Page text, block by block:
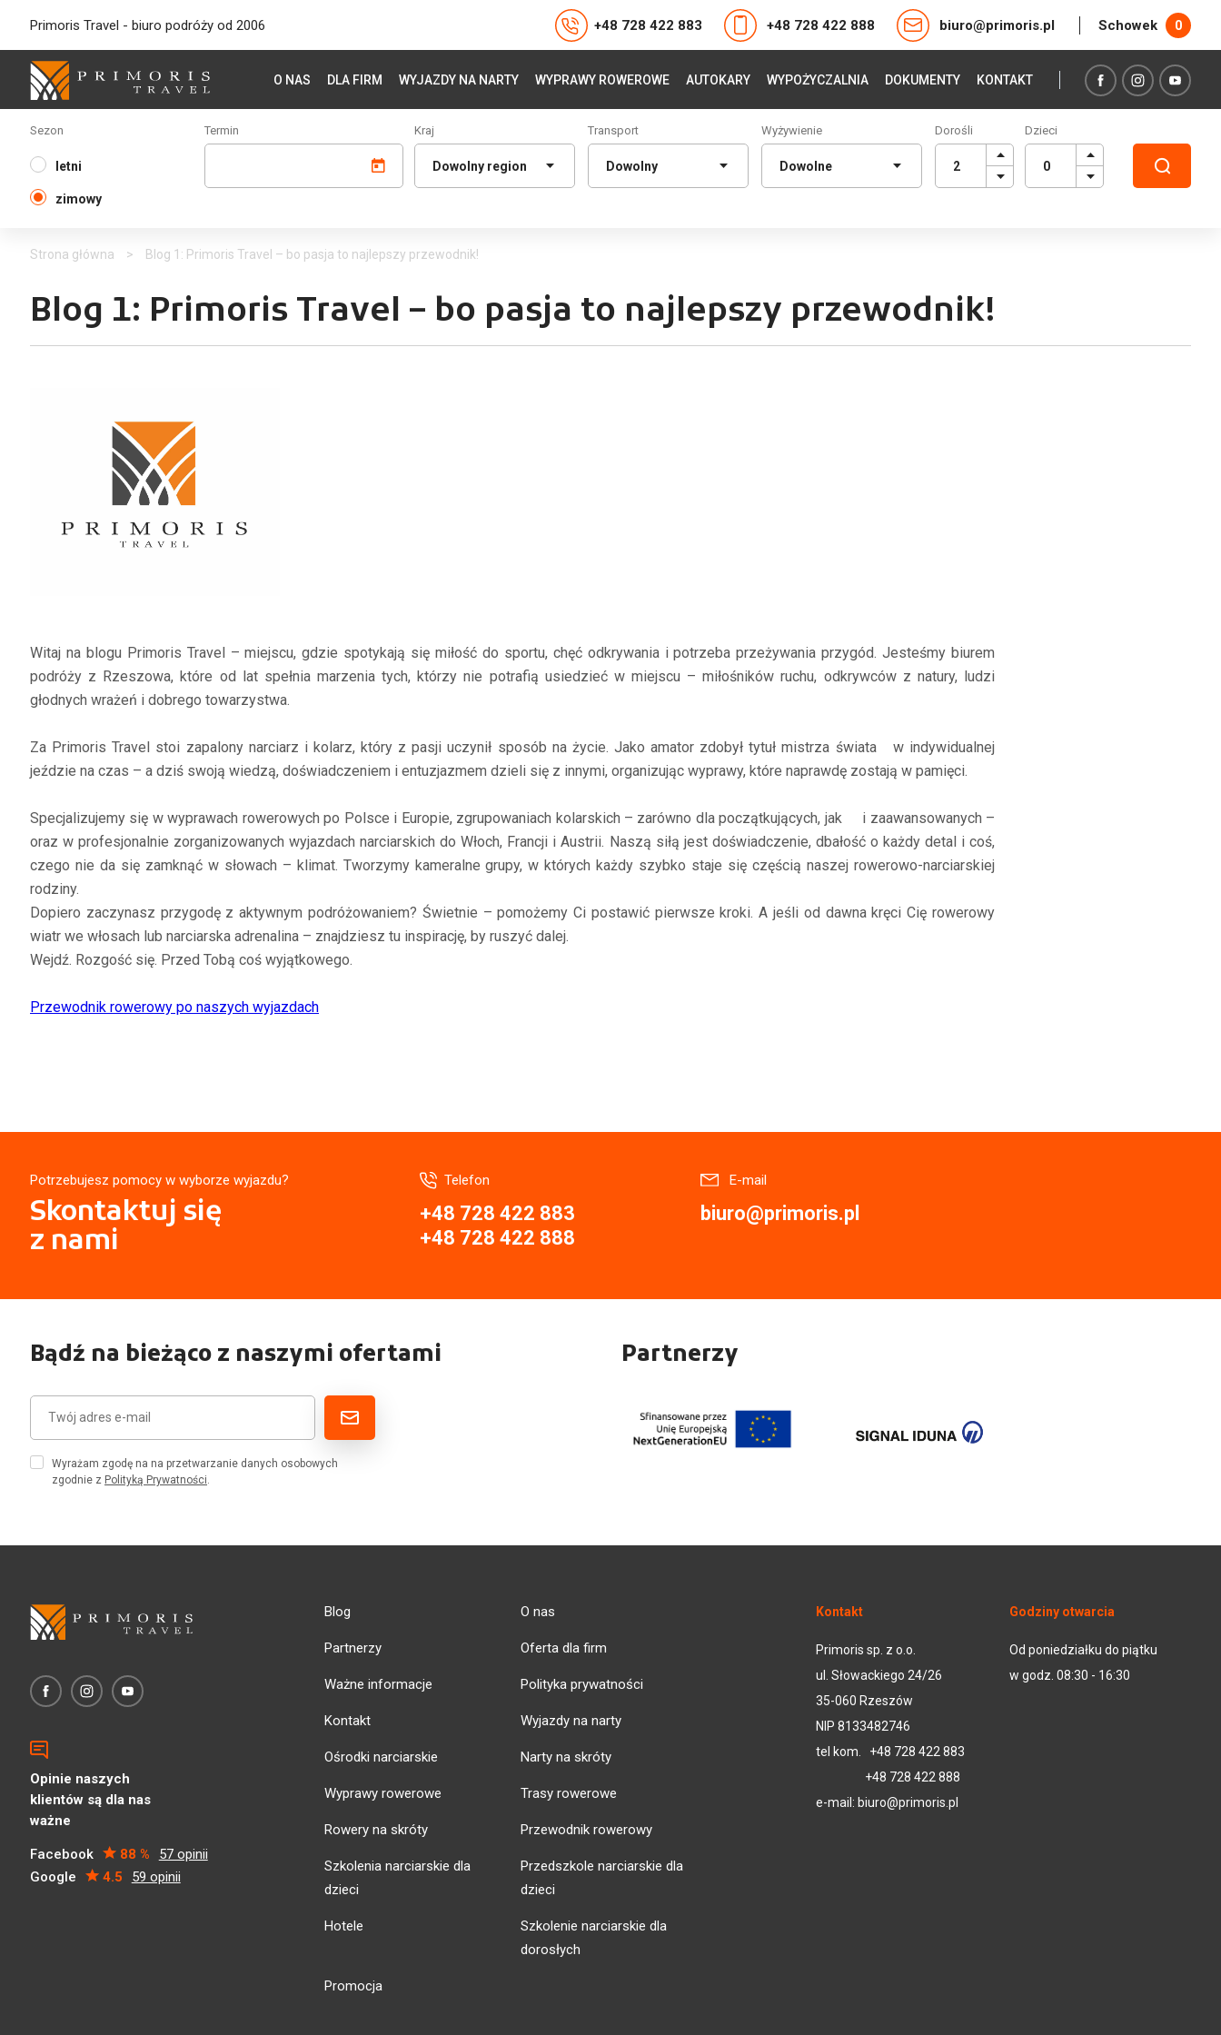
Primoris Travel - biuro podróży od 2006 +48 728 422 883 +48 728 422 888 biuro@primoris.pl Schowek 0
O NAS DLA FIRM WYJAZDY NA NARTY WYPRAWY ROWEROWE AUTOKARY WYPOŻYCZALNIA DOKUMENTY KONTAKT
Sezon
letni
zimowy
Termin Kraj Transport Wyżywienie Dorośli Dzieci
Strona główna > Blog 1: Primoris Travel – bo pasja to najlepszy przewodnik!
Blog 1: Primoris Travel – bo pasja to najlepszy przewodnik!
Witaj na blogu Primoris Travel – miejscu, gdzie spotykają się miłość do sportu, chęć odkrywania i potrzeba przeżywania przygód. Jesteśmy biurem
podróży z Rzeszowa, które od lat spełnia marzenia tych, którzy nie potrafią usiedzieć w miejscu – miłośników ruchu, odkrywców z natury, ludzi
głodnych wrażeń i dobrego towarzystwa.
Za Primoris Travel stoi zapalony narciarz i kolarz, który z pasji uczynił sposób na życie. Jako amator zdobył tytuł mistrza świata w indywidualnej
jeździe na czas – a dziś swoją wiedzą, doświadczeniem i entuzjazmem dzieli się z innymi, organizując wyprawy, które naprawdę zostają w pamięci.
Specjalizujemy się w wyprawach rowerowych po Polsce i Europie, zgrupowaniach kolarskich – zarówno dla początkujących, jak i zaawansowanych –
oraz w profesjonalnie zorganizowanych wyjazdach narciarskich do Włoch, Francji i Austrii. Naszą siłą jest doświadczenie, dbałość o każdy detal i coś,
czego nie da się zamknąć w słowach – klimat. Tworzymy kameralne grupy, w których każdy szybko staje się częścią naszej rowerowo-narciarskiej
rodziny.
Dopiero zaczynasz przygodę z aktywnym podróżowaniem? Świetnie – pomożemy Ci postawić pierwsze kroki. A jeśli od dawna kręci Cię rowerowy
wiatr we włosach lub narciarska adrenalina – znajdziesz tu inspirację, by ruszyć dalej.
Wejdź. Rozgość się. Przed Tobą coś wyjątkowego.
Przewodnik rowerowy po naszych wyjazdach
Potrzebujesz pomocy w wyborze wyjazdu?
Skontaktuj się
z nami
Telefon
+48 728 422 883
+48 728 422 888
E-mail
biuro@primoris.pl
Bądź na bieżąco z naszymi ofertami
Wyrażam zgodę na na przetwarzanie danych osobowych
zgodnie z Polityką Prywatności
Partnerzy
Blog O nas
Partnerzy Oferta dla firm
Ważne informacje Polityka prywatności
Kontakt Wyjazdy na narty
Ośrodki narciarskie Narty na skróty
Wyprawy rowerowe Trasy rowerowe
Rowery na skróty Przewodnik rowerowy
Szkolenia narciarskie dla
dzieci
Przedszkole narciarskie dla
dzieci
Hotele
Szkolenie narciarskie dla
dorosłych
Promocja
Kontakt
Primoris sp. z o.o.
ul. Słowackiego 24/26
35-060 Rzeszów
NIP 8133482746
tel kom. +48 728 422 883
+48 728 422 888
e-mail: biuro@primoris.pl
Godziny otwarcia
Od poniedziałku do piątku
w godz. 08:30 - 16:30
Opinie naszych
klientów są dla nas
ważne
Facebook 88 %
57 opinii
Google
4.5 59 opinii